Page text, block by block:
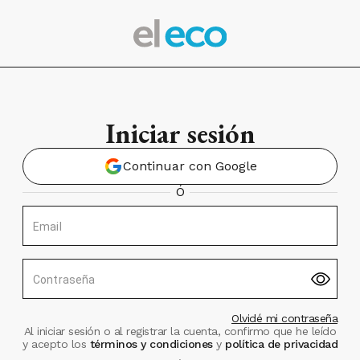
Iniciar sesión
Continuar con Google
Ó
Email
Contraseña
Olvidé mi contraseña
Al iniciar sesión o al registrar la cuenta, confirmo que he leído
y acepto los términos y condiciones ypolítica de privacidad
.